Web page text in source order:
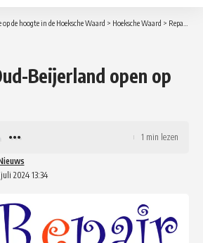
de hoogte in de Hoeksche Waard > Hoeksche Waard > Repaircafe Oud-Beijerland open op 20 juli.
Beijerland open op
2024 13:34
1 min lezen